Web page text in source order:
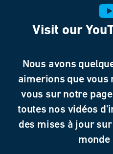
Visit our
Nous avons
aimerions que vous
vous sur notre
toutes nos vidéos
des mises à jour
monde